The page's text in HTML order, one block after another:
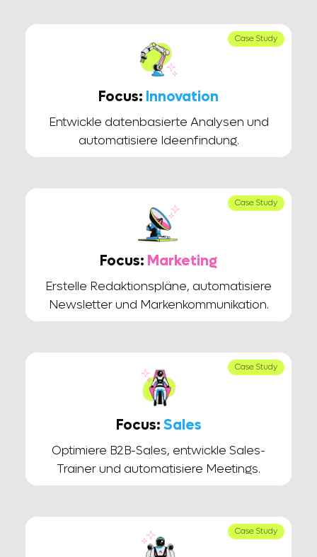
Case Study
Focus: Innovation
Entwickle datenbasierte Analysen und
automatisiere Ideenfindung.
Focus: Marketing
Erstelle Redaktionspläne, automatisiere
Newsletter und Markenkommunikation.
Case Study
Focus:Sales
Optimiere B2B-Sales, entwickle Sales-
Trainer und automatisiere Meetings.
Case Study
Case Study